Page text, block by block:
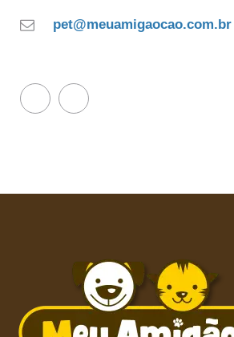
pet@meuamigaocao.com.br